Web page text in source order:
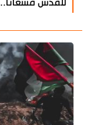
للقدس